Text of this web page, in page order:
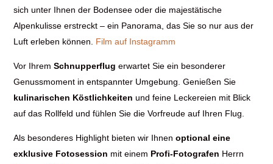
sich unter Ihnen der Bodensee oder die majestätische
Alpenkulisse erstreckt – ein Panorama, das Sie so nur aus der
Luft erleben können. Film auf Instagramm
Vor IhremSchnupperflug erwartet Sie ein besonderer
Genussmoment in entspannter Umgebung. Genießen Sie
kulinarischen Köstlichkeiten und feine Leckereien mit Blick
auf das Rollfeld und fühlen Sie die Vorfreude auf Ihren Flug.
Als besonderes Highlight bieten wir Ihnenoptional eine
exklusive Fotosession mit einem Profi-Fotografen Herrn